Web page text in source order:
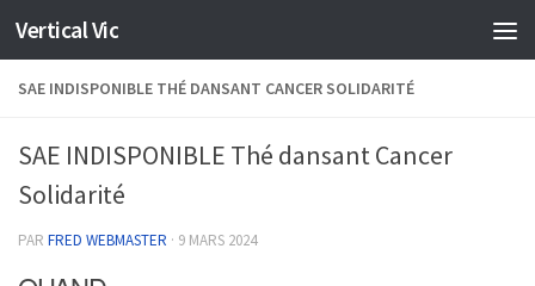
Skip to content
Vertical Vic
SAE INDISPONIBLE THÉ DANSANT CANCER SOLIDARITÉ
SAE INDISPONIBLE Thé dansant Cancer
Solidarité
PAR FRED WEBMASTER · 9 MARS 2024